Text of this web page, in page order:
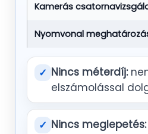
Kamerás
Nyomvonal
✓ Nincs méterdíj:
elszámolással
✓ Nincs meglepetés: